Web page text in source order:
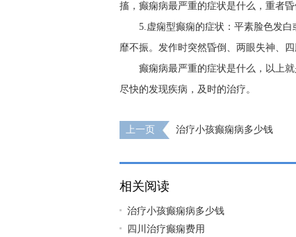
搐，癫痫病最严重的症状是什么，重者昏
5.虚痫型癫痫的症状：平素脸色发
靡不振。发作时突然昏倒、两眼失神、
癫痫病最严重的症状是什么，以上
尽快的发现疾病，及时的治疗。
上一页 治疗小孩癫痫病多少钱
相关阅读
治疗小孩癫痫病多少钱
四川治疗癫痫费用